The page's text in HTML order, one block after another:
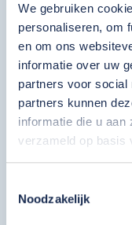
We gebruiken
personaliseren, om
en om ons
informatie over uw
partners voor social
partners kunnen
informatie die u aan
verzameld op basis
Noodzakelijk
1e
3262 LL